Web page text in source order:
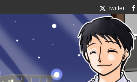
Twitter